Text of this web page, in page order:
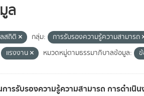
ล
สถิติ กลุ่ม: การรับรองความรู้ความสามารถ
แรงงาน หมวดหมู่ตามธรรมาภิบาลข้อมูล:
ารรับรองความรู้ความสามารถ การดำเนิ